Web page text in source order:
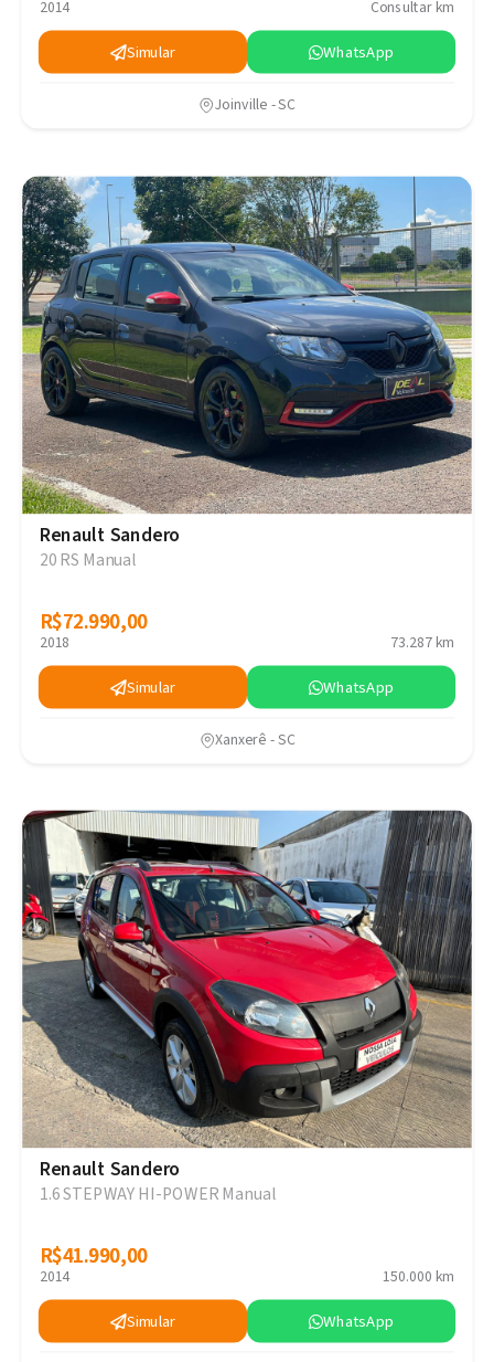
2014 Consultar km
Simular WhatsApp
Joinville - SC
Renault Sandero
20 RS Manual
R$72.990,00
R$72.990,00
2018 73.287 km
Simular WhatsApp
Xanxerê - SC
Renault Sandero
1.6 STEPWAY HI-POWER Manual
R$41.990,00
R$41.990,00
2014 150.000 km
Simular WhatsApp